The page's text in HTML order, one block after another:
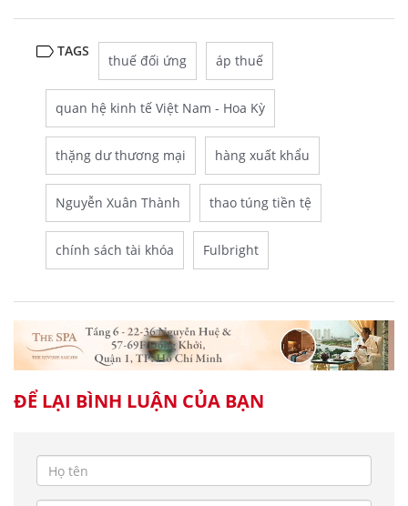
TAGS
thuế đối ứng áp thuế
quan hệ kinh tế Việt Nam - Hoa Kỳ
thặng dư thương mại hàng xuất khẩu
Nguyễn Xuân Thành thao túng tiền tệ
chính sách tài khóa Fulbright
ĐỂ LẠI BÌNH LUẬN CỦA BẠN